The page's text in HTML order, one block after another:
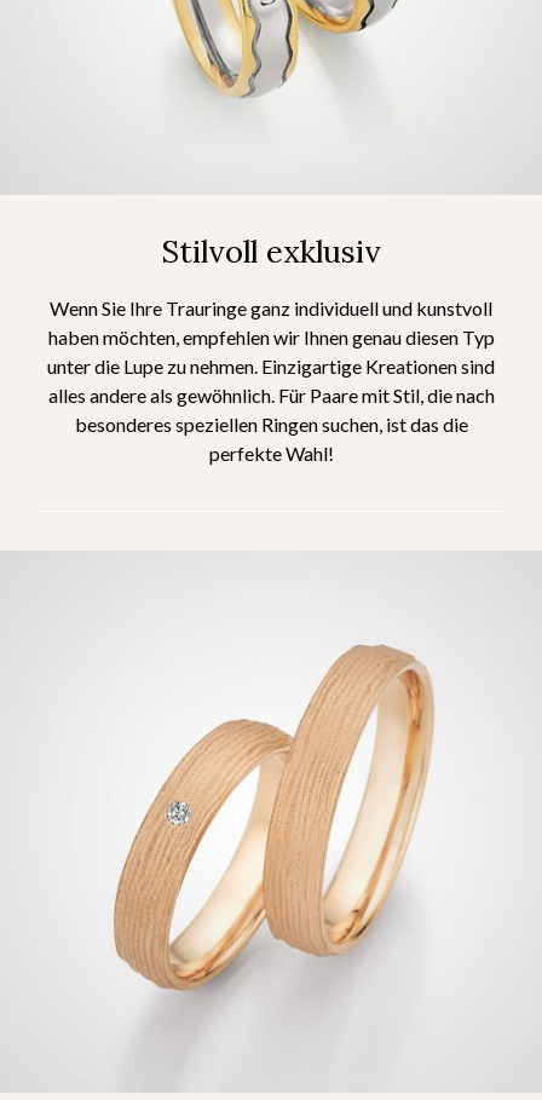
Stilvoll exklusiv
Wenn Sie Ihre Trauringe ganz individuell und kunstvoll
haben möchten, empfehlen wir Ihnen genau diesen Typ
unter die Lupe zu nehmen. Einzigartige Kreationen sind
alles andere als gewöhnlich. Für Paare mit Stil, die nach
besonderes speziellen Ringen suchen, ist das die
perfekte Wahl!